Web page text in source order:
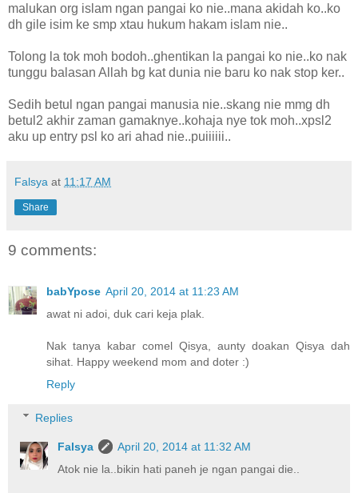
malukan org islam ngan pangai ko nie..mana akidah ko..ko
dh gile isim ke smp xtau hukum hakam islam nie..
Tolong la tok moh bodoh..ghentikan la pangai ko nie..ko nak
tunggu balasan Allah bg kat dunia nie baru ko nak stop ker..
Sedih betul ngan pangai manusia nie..skang nie mmg dh
betul2 akhir zaman gamaknye..kohaja nye tok moh..xpsl2
aku up entry psl ko ari ahad nie..puiiiiii..
Falsya at 11:17 AM
Share
9 comments:
babYpose April 20, 2014 at 11:23 AM
awat ni adoi, duk cari keja plak.
Nak tanya kabar comel Qisya, aunty doakan Qisya dah
sihat. Happy weekend mom and doter :)
Reply
Replies
Falsya
April 20, 2014 at 11:32 AM
Atok nie la..bikin hati paneh je ngan pangai die..